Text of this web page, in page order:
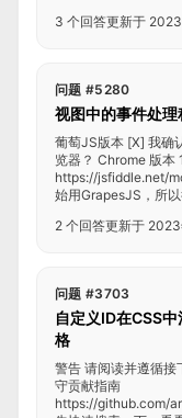
3 个回答更新于
问题 #5280
视图中的事件处
葡萄JS版本 [X] 我确
览器？ Chrome 版本
https://jsfiddle.net/
始用GrapesJS，所
2 个回答更新于
问题 #3703
自定义ID在CSS
格
警告 请阅读并遵循接
守贡献指南
https://github.com/